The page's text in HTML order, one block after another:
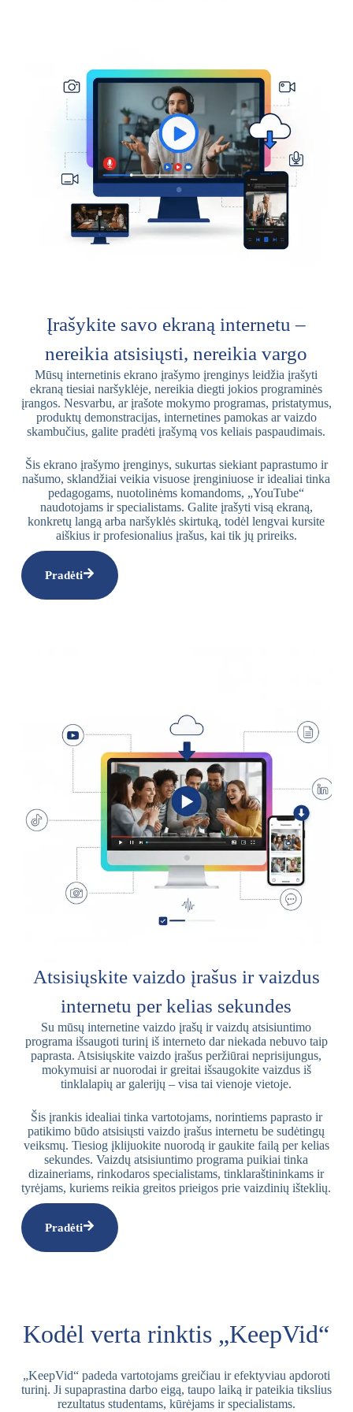
Įrašykite savo ekraną internetu –
nereikia atsisiųsti, nereikia vargo
Mūsų internetinis ekrano įrašymo įrenginys leidžia įrašyti
ekraną tiesiai naršyklėje, nereikia diegti jokios programinės
įrangos. Nesvarbu, ar įrašote mokymo programas, pristatymus,
produktų demonstracijas, internetines pamokas ar vaizdo
skambučius, galite pradėti įrašymą vos keliais paspaudimais.
Šis ekrano įrašymo įrenginys, sukurtas siekiant paprastumo ir
našumo, sklandžiai veikia visuose įrenginiuose ir idealiai tinka
pedagogams, nuotolinėms komandoms, „YouTube“
naudotojams ir specialistams. Galite įrašyti visą ekraną,
konkretų langą arba naršyklės skirtuką, todėl lengvai kursite
aiškius ir profesionalius įrašus, kai tik jų prireiks.
Pradėti
Atsisiųskite vaizdo įrašus ir vaizdus
internetu per kelias sekundes
Su mūsų internetine vaizdo įrašų ir vaizdų atsisiuntimo
programa išsaugoti turinį iš interneto dar niekada nebuvo taip
paprasta. Atsisiųskite vaizdo įrašus peržiūrai neprisijungus,
mokymuisi ar nuorodai ir greitai išsaugokite vaizdus iš
tinklalapių ar galerijų – visa tai vienoje vietoje.
Šis įrankis idealiai tinka vartotojams, norintiems paprasto ir
patikimo būdo atsisiųsti vaizdo įrašus internetu be sudėtingų
veiksmų. Tiesiog įklijuokite nuorodą ir gaukite failą per kelias
sekundes. Vaizdų atsisiuntimo programa puikiai tinka
dizaineriams, rinkodaros specialistams, tinklaraštininkams ir
tyrėjams, kuriems reikia greitos prieigos prie vaizdinių išteklių.
Pradėti
Kodėl verta rinktis „KeepVid“
„KeepVid“ padeda vartotojams greičiau ir efektyviau apdoroti
turinį. Ji supaprastina darbo eigą, taupo laiką ir pateikia tikslius
rezultatus studentams, kūrėjams ir specialistams.